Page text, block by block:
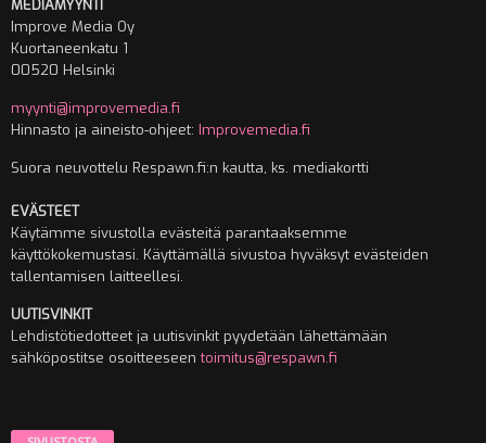
MEDIAMYYNTI
Improve Media Oy
Kuortaneenkatu 1
00520 Helsinki
myynti@improvemedia.fi
Hinnasto ja aineisto-ohjeet: Improvemedia.fi
Suora neuvottelu Respawn.fi:n kautta, ks. mediakortti
EVÄSTEET
Käytämme sivustolla evästeitä parantaaksemme
käyttökokemustasi. Käyttämällä sivustoa hyväksyt evästeiden
tallentamisen laitteellesi.
UUTISVINKIT
Lehdistötiedotteet ja uutisvinkit pyydetään lähettämään
sähköpostitse osoitteeseentoimitus@respawn.fi